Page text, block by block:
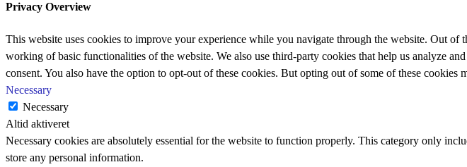
Privacy Overview
This website uses cookies to improve your experience while you navigate through the website. Out of
working of basic functionalities of the website. We also use third-party cookies that help us analyze
consent. You also have the option to opt-out of these cookies. But opting out of some of these cookies
Necessary
Necessary
Altid aktiveret
Necessary cookies are absolutely essential for the website to function properly. This category only
store any personal information.